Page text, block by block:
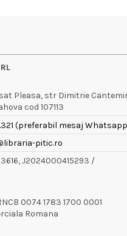
Pleasa, str Dimitrie
cod 107113
(preferabil mesaj
pitic.ro
J2024000415293 /
0074 1783 1700 0001
Romana